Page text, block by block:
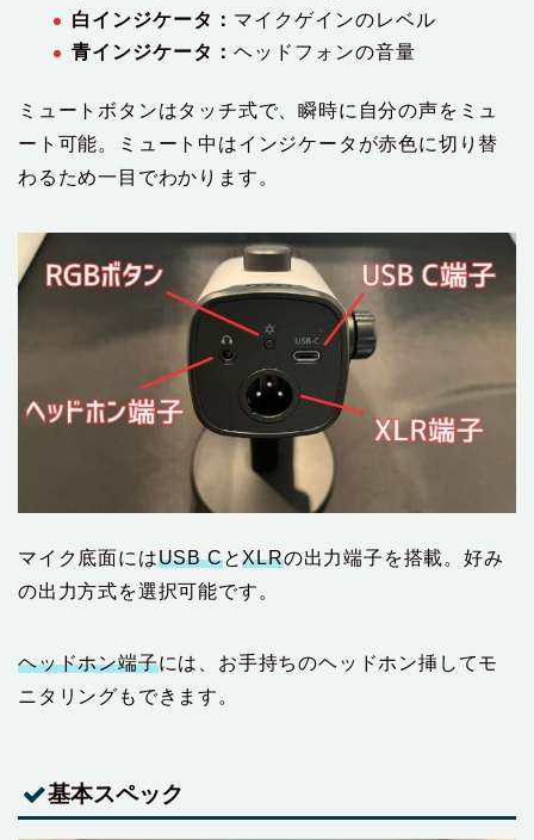
白インジケータ： マイクゲインのレベル
青インジケータ： ヘッドフォンの音量
ミュートボタンはタッチ式で、瞬時に自分の声をミュ
ート可能。ミュート中はインジケータが赤色に切り替
わるため一目でわかります。
マイク底面にはUSB CとXLRの出力端子を搭載。好み
の出力方式を選択可能です。
ヘッドホン端子には、お手持ちのヘッドホン挿してモ
ニタリングもできます。
基本スペック